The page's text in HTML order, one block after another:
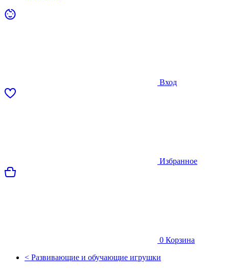
Вход
Избранное
0 Корзина
< Развивающие и обучающие игрушки